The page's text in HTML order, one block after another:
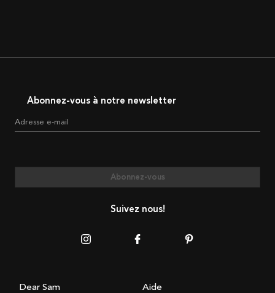
Abonnez-vous à notre newsletter
Adresse e-mail
Abonnez-vous
Suivez nous!
Dear Sam Aide